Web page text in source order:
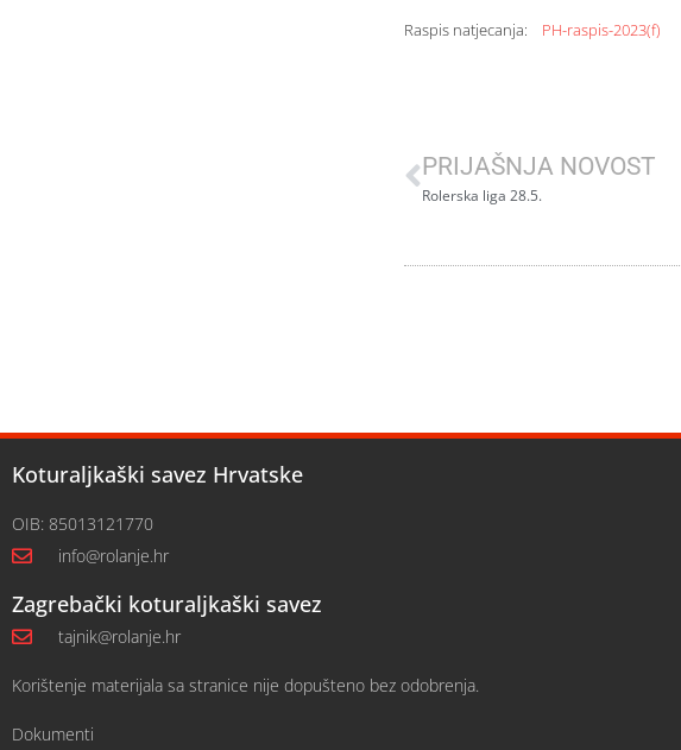
Raspis natjecanja: PH-raspis-2023(f)
PRIJAŠNJA NOVOST
Rolerska liga 28.5.
Koturaljkaški savez Hrvatske
OIB: 85013121770
info@rolanje.hr
Zagrebački koturaljkaški savez
tajnik@rolanje.hr
Korištenje materijala sa stranice nije dopušteno bez odobrenja.
Dokumenti